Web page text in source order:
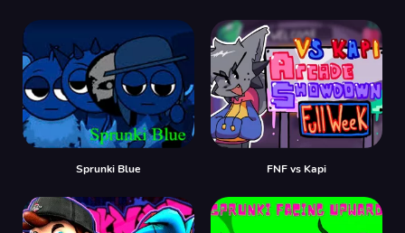
Sprunki Blue FNF vs Kapi